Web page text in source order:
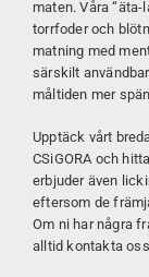
maten. Våra
torrfoder och
matning med
särskilt
måltiden mer
Upptäck vårt
CSiGORA och
erbjuder även
eftersom de
Om ni har några
alltid kontakta